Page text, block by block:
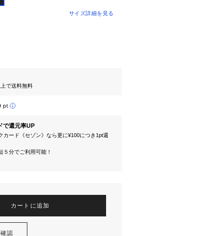
サイズ詳細を見る
で送料無料
pt
で還元率UP
カード《セゾン》なら更に¥100につき1pt還
５分でご利用可能！
カートに追加
認